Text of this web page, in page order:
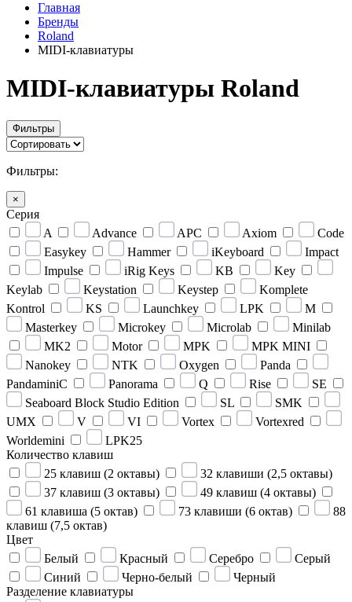
Главная
Бренды
Roland
MIDI-клавиатуры
MIDI-клавиатуры Roland
Фильтры
Фильтры:
×
Серия
A
Advance APC Axiom
Code
Easykey
Hammer iKeyboard
Impact
Impulse
iRig Keys KB
Key
Keylab
Keystation Keystep
Komplete
Kontrol
KS Launchkey LPK
M
Masterkey
Microkey Microlab
Minilab
MK2
Motor MPK
MPK MINI
Nanokey
NTK Oxygen
Panda
PandaminiC
Panorama Q Rise
SE
Seaboard Block Studio Edition
SL
SMK
UMX
V VI Vortex
Vortexred
Worldemini
LPK25
Количество клавиш
25 клавиш (2 октавы)
32 клавиши (2,5 октавы)
37 клавиш (3 октавы)
49 клавиш (4 октавы)
61 клавиша (5 октав)
73 клавиши (6 октав)
88
клавиш (7,5 октав)
Цвет
Белый
Красный Серебро
Серый
Синий
Черно-белый
Черный
Разделение клавиатуры